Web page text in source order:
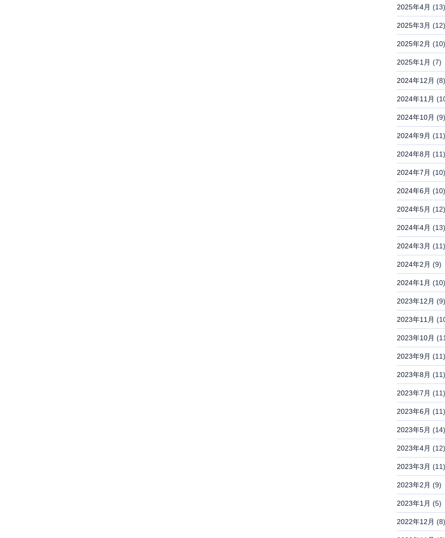
2025年4月 (13)
2025年3月 (12)
2025年2月 (10)
2025年1月 (7)
2024年12月 (8)
2024年11月
2024年10月 (9)
2024年9月 (11)
2024年8月 (11)
2024年7月 (10)
2024年6月 (10)
2024年5月 (12)
2024年4月 (13)
2024年3月 (11)
2024年2月 (9)
2024年1月 (10)
2023年12月 (9)
2023年11月
2023年10月
2023年9月 (11)
2023年8月 (11)
2023年7月 (11)
2023年6月 (11)
2023年5月 (14)
2023年4月 (12)
2023年3月 (11)
2023年2月 (9)
2023年1月 (5)
2022年12月 (8)